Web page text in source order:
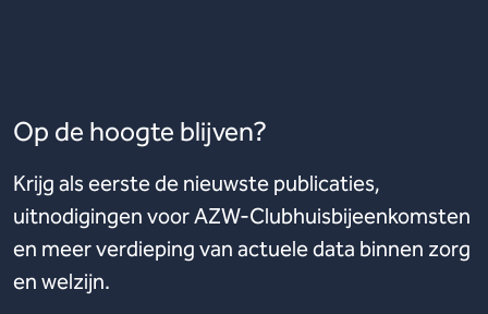
Op de hoogte blijven?
Krijg als eerste de nieuwste publicaties,
uitnodigingen voor AZW-Clubhuisbijeenkomsten
en meer verdieping van actuele data binnen zorg
en welzijn.